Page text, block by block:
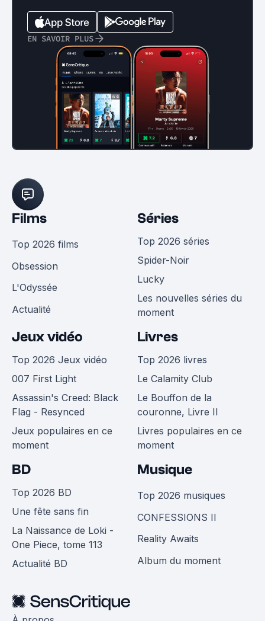
EN SAVOIR PLUS
Films
Top 2026 films
Obsession
L'Odyssée
Actualité
Séries
Top 2026 séries
Spider-Noir
Lucky
Les nouvelles séries du
moment
Jeux vidéo
Top 2026 Jeux vidéo
007 First Light
Assassin's Creed: Black
Flag - Resynced
Jeux populaires en ce
moment
Livres
Top 2026 livres
Le Calamity Club
Le Bouffon de la
couronne, Livre II
Livres populaires en ce
moment
BD
Top 2026 BD
Une fête sans fin
La Naissance de Loki -
One Piece, tome 113
Actualité BD
Musique
Top 2026 musiques
CONFESSIONS II
Reality Awaits
Album du moment